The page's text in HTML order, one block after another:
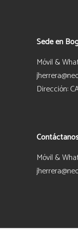
Sede en
Móvil &
Dirección:
Móvil &